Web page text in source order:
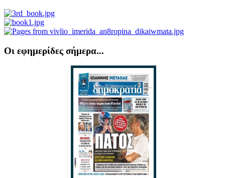
Οι εφημερίδες σήμερα...